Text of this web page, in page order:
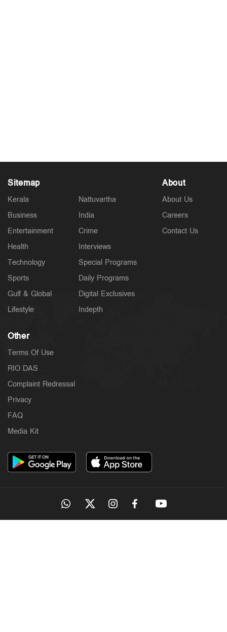
'വിമാനം താഴ്ത്തിയത് വന്‍ദുരന്തം ഒഴിവാക്കാന്‍';
ആകാശച്ചുഴി അപകടത്തില്‍ വിശദീകരണവുമായി
പൈലറ്റ് അസോസിയേഷന്‍
1 hour ago
അര്‍ജുന്‍ ആയങ്കിക്കെതിരെ കൂടുതല്‍ വകുപ്പുകള്‍
വരുന്നു; നിയമോപദേശം തേടി പൊലീസ്
3 hours ago
Sitemap
Kerala
Business
Entertainment
Health
Technology
Sports
Gulf & Global
Lifestyle
Nattuvartha
India
Crime
Interviews
Special Programs
Daily Programs
Digital Exclusives
Indepth
About
About Us
Careers
Contact Us
Other
Terms Of Use
RIO DAS
Complaint Redressal
Privacy
FAQ
Media Kit